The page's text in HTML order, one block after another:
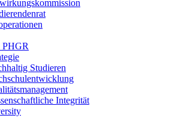
PHGR
Studieren
Integrität